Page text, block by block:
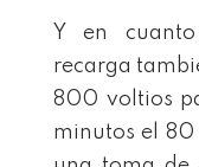
Y en
recarga
800 voltios
minutos el 80